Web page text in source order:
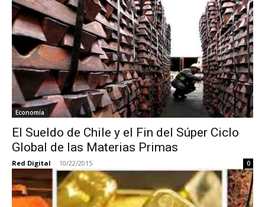
Economía
El Sueldo de Chile y el Fin del Súper Ciclo
Global de las Materias Primas
Red Digital - 10/22/2015 0